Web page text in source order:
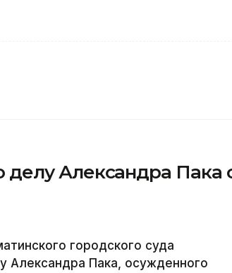
Александра Пака
городского суда
Александра Пака, осужденного